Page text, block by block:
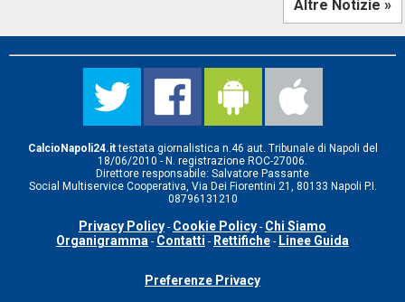
Altre Notizie »
CalcioNapoli24.ittestata giornalistica n.46 aut. Tribunale di Napoli del
18/06/2010 - N. registrazione ROC-27006.
Direttore responsabile: Salvatore Passante
Social Multiservice Cooperativa, Via Dei Fiorentini 21, 80133 Napoli P.I.
08796131210
Privacy Policy - Cookie Policy - Chi Siamo
Organigramma - Contatti - Rettifiche - Linee Guida
Preferenze Privacy